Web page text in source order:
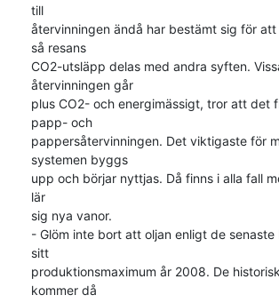
till
återvinningen ändå har bestämt sig för
så resans
CO2-utsläpp delas med andra syften.
återvinningen går
plus CO2- och energimässigt, tror att det
papp- och
pappersåtervinningen. Det viktigaste för
systemen byggs
upp och börjar nyttjas. Då finns i alla fall
lär
sig nya vanor.
- Glöm inte bort att oljan enligt de
sitt
produktionsmaximum år 2008. De
kommer då